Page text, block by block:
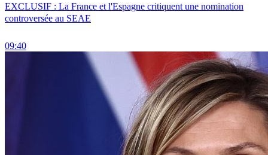
EXCLUSIF : La France et l'Espagne critiquent une nomination
controversée au SEAE
09:40